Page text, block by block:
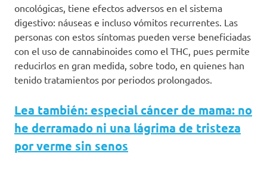
oncológicas, tiene efectos adversos en el sistema
digestivo: náuseas e incluso vómitos recurrentes. Las
personas con estos síntomas pueden verse beneficiadas
con el uso de cannabinoides como el THC, pues permite
reducirlos en gran medida, sobre todo, en quienes han
tenido tratamientos por periodos prolongados.
Lea también: especial cáncer de mama: no
he derramado ni una lágrima de tristeza
por verme sin senos